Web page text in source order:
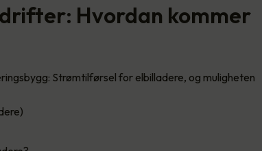
Hvordan kommer
Strømtilførsel for elbilladere, og muligheten